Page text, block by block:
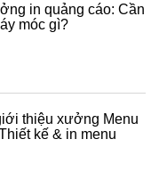
in quảng cáo: Cần
móc gì?
thiệu xưởng Menu
kế & in menu